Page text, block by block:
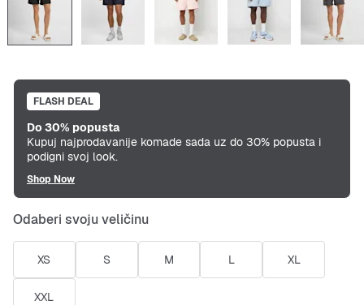
FLASH DEAL
Do 30% popusta
Kupuj najprodavanije komade sada uz do 30% popusta i
podigni svoj look.
Shop Now
Odaberi svoju veličinu
XS S M L XL
XXL